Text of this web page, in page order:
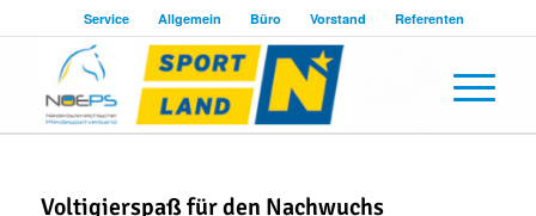
Service Allgemein Büro Vorstand Referenten
Voltigierspaß für den Nachwuchs